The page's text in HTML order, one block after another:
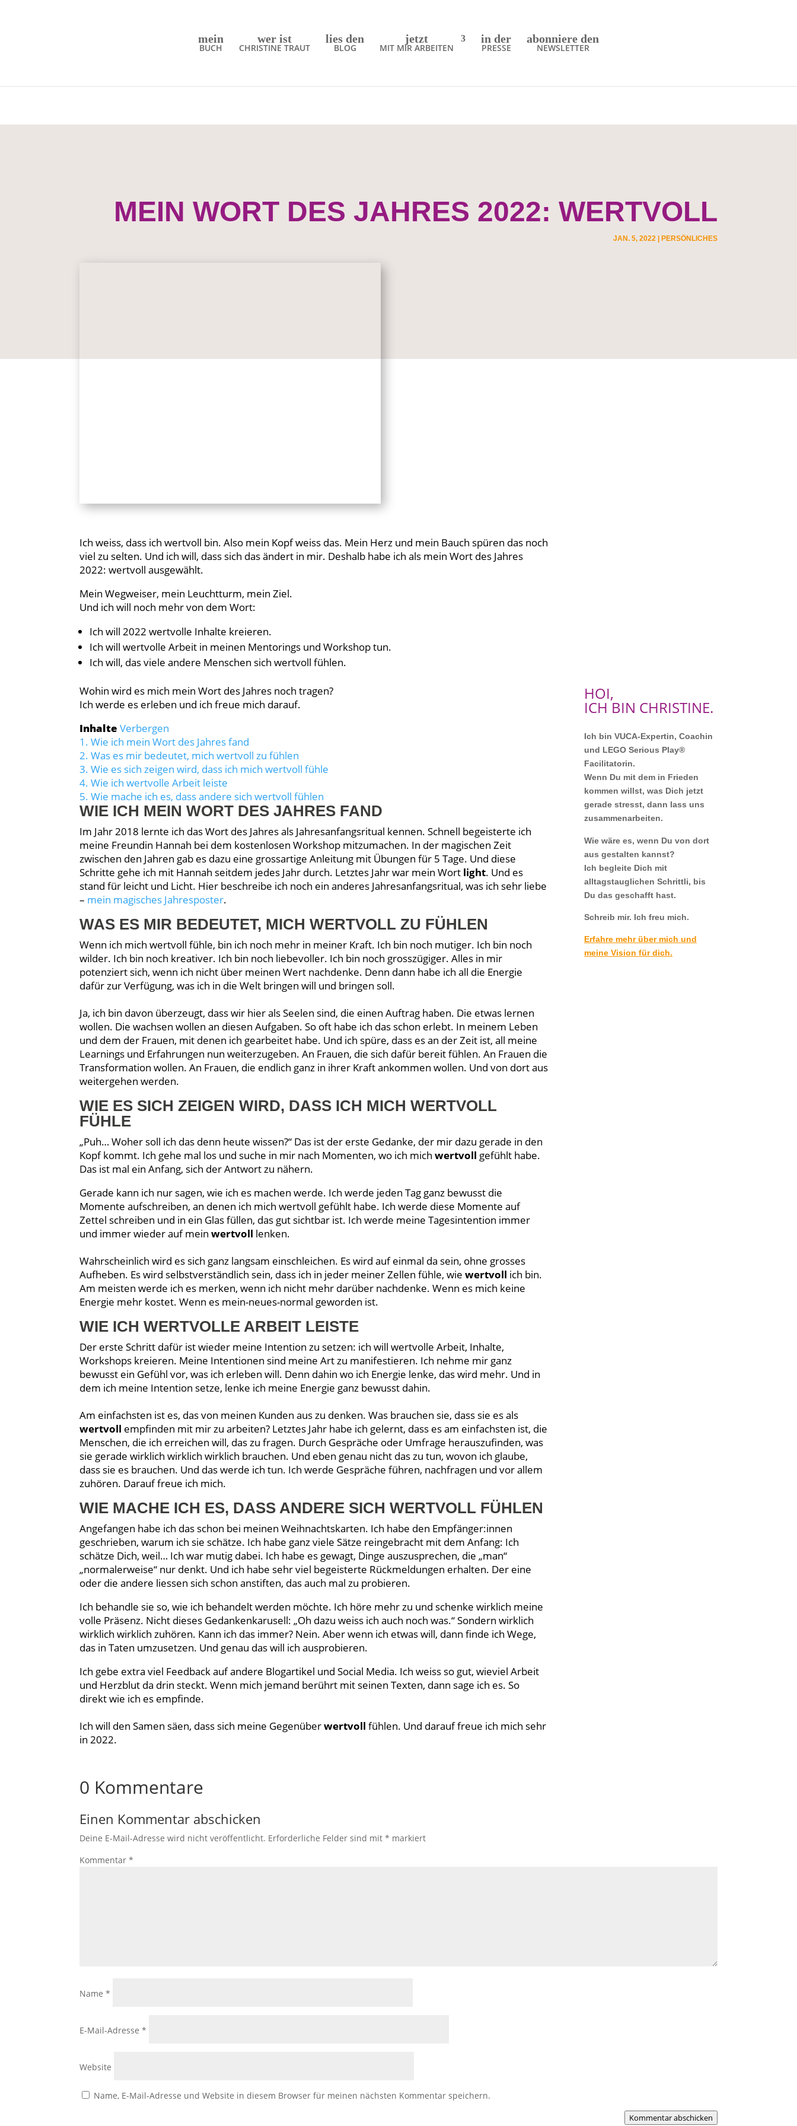
mein
BUCH
wer ist
CHRISTINE TRAUT
lies den
BLOG
jetzt
MIT MIR ARBEITEN
in der
PRESSE
abonniere den
NEWSLETTER
MEIN WORT DES JAHRES 2022: WERTVOLL
JAN. 5, 2022| PERSÖNLICHES
Ich weiss, dass ich wertvoll bin. Also mein Kopf weiss das. Mein Herz und mein Bauch spüren das noch
viel zu selten. Und ich will, dass sich das ändert in mir. Deshalb habe ich als mein Wort des Jahres
2022: wertvoll ausgewählt.
Mein Wegweiser, mein Leuchtturm, mein Ziel.
Und ich will noch mehr von dem Wort:
Ich will 2022 wertvolle Inhalte kreieren.
Ich will wertvolle Arbeit in meinen Mentorings und Workshop tun.
Ich will, das viele andere Menschen sich wertvoll fühlen.
Wohin wird es mich mein Wort des Jahres noch tragen?
Ich werde es erleben und ich freue mich darauf.
Inhalte Verbergen
1. Wie ich mein Wort des Jahres fand
2. Was es mir bedeutet, mich wertvoll zu fühlen
3. Wie es sich zeigen wird, dass ich mich wertvoll fühle
4. Wie ich wertvolle Arbeit leiste
5. Wie mache ich es, dass andere sich wertvoll fühlen
WIE ICH MEIN WORT DES JAHRES FAND
Im Jahr 2018 lernte ich das Wort des Jahres als Jahresanfangsritual kennen. Schnell begeisterte ich
meine Freundin Hannah bei dem kostenlosen Workshop mitzumachen. In der magischen Zeit
zwischen den Jahren gab es dazu eine grossartige Anleitung mit Übungen für 5 Tage. Und diese
Schritte gehe ich mit Hannah seitdem jedes Jahr durch. Letztes Jahr war mein Wort light. Und es
stand für leicht und Licht. Hier beschreibe ich noch ein anderes Jahresanfangsritual, was ich sehr liebe
– mein magisches Jahresposter.
WAS ES MIR BEDEUTET, MICH WERTVOLL ZU FÜHLEN
Wenn ich mich wertvoll fühle, bin ich noch mehr in meiner Kraft. Ich bin noch mutiger. Ich bin noch
wilder. Ich bin noch kreativer. Ich bin noch liebevoller. Ich bin noch grosszügiger. Alles in mir
potenziert sich, wenn ich nicht über meinen Wert nachdenke. Denn dann habe ich all die Energie
dafür zur Verfügung, was ich in die Welt bringen will und bringen soll.
Ja, ich bin davon überzeugt, dass wir hier als Seelen sind, die einen Auftrag haben. Die etwas lernen
wollen. Die wachsen wollen an diesen Aufgaben. So oft habe ich das schon erlebt. In meinem Leben
und dem der Frauen, mit denen ich gearbeitet habe. Und ich spüre, dass es an der Zeit ist, all meine
Learnings und Erfahrungen nun weiterzugeben. An Frauen, die sich dafür bereit fühlen. An Frauen die
Transformation wollen. An Frauen, die endlich ganz in ihrer Kraft ankommen wollen. Und von dort aus
weitergehen werden.
WIE ES SICH ZEIGEN WIRD, DASS ICH MICH WERTVOLL
FÜHLE
„Puh… Woher soll ich das denn heute wissen?“ Das ist der erste Gedanke, der mir dazu gerade in den
Kopf kommt. Ich gehe mal los und suche in mir nach Momenten, wo ich michwertvoll gefühlt habe.
Das ist mal ein Anfang, sich der Antwort zu nähern.
Gerade kann ich nur sagen, wie ich es machen werde. Ich werde jeden Tag ganz bewusst die
Momente aufschreiben, an denen ich mich wertvoll gefühlt habe. Ich werde diese Momente auf
Zettel schreiben und in ein Glas füllen, das gut sichtbar ist. Ich werde meine Tagesintention immer
und immer wieder auf meinwertvoll lenken.
Wahrscheinlich wird es sich ganz langsam einschleichen. Es wird auf einmal da sein, ohne grosses
Aufheben. Es wird selbstverständlich sein, dass ich in jeder meiner Zellen fühle, wiewertvoll ich bin.
Am meisten werde ich es merken, wenn ich nicht mehr darüber nachdenke. Wenn es mich keine
Energie mehr kostet. Wenn es mein-neues-normal geworden ist.
WIE ICH WERTVOLLE ARBEIT LEISTE
Der erste Schritt dafür ist wieder meine Intention zu setzen: ich will wertvolle Arbeit, Inhalte,
Workshops kreieren. Meine Intentionen sind meine Art zu manifestieren. Ich nehme mir ganz
bewusst ein Gefühl vor, was ich erleben will. Denn dahin wo ich Energie lenke, das wird mehr. Und in
dem ich meine Intention setze, lenke ich meine Energie ganz bewusst dahin.
Am einfachsten ist es, das von meinen Kunden aus zu denken. Was brauchen sie, dass sie es als
wertvoll empfinden mit mir zu arbeiten? Letztes Jahr habe ich gelernt, dass es am einfachsten ist, die
Menschen, die ich erreichen will, das zu fragen. Durch Gespräche oder Umfrage herauszufinden, was
sie gerade wirklich wirklich wirklich brauchen. Und eben genau nicht das zu tun, wovon ich glaube,
dass sie es brauchen. Und das werde ich tun. Ich werde Gespräche führen, nachfragen und vor allem
zuhören. Darauf freue ich mich.
WIE MACHE ICH ES, DASS ANDERE SICH WERTVOLL FÜHLEN
Angefangen habe ich das schon bei meinen Weihnachtskarten. Ich habe den Empfänger:innen
geschrieben, warum ich sie schätze. Ich habe ganz viele Sätze reingebracht mit dem Anfang: Ich
schätze Dich, weil… Ich war mutig dabei. Ich habe es gewagt, Dinge auszusprechen, die „man“
„normalerweise“ nur denkt. Und ich habe sehr viel begeisterte Rückmeldungen erhalten. Der eine
oder die andere liessen sich schon anstiften, das auch mal zu probieren.
Ich behandle sie so, wie ich behandelt werden möchte. Ich höre mehr zu und schenke wirklich meine
volle Präsenz. Nicht dieses Gedankenkarusell: „Oh dazu weiss ich auch noch was.“ Sondern wirklich
wirklich wirklich zuhören. Kann ich das immer? Nein. Aber wenn ich etwas will, dann finde ich Wege,
das in Taten umzusetzen. Und genau das will ich ausprobieren.
Ich gebe extra viel Feedback auf andere Blogartikel und Social Media. Ich weiss so gut, wieviel Arbeit
und Herzblut da drin steckt. Wenn mich jemand berührt mit seinen Texten, dann sage ich es. So
direkt wie ich es empfinde.
Ich will den Samen säen, dass sich meine Gegenüberwertvoll fühlen. Und darauf freue ich mich sehr
in 2022.
HOI,
ICH BIN CHRISTINE.
Ich bin VUCA-Expertin, Coachin
und LEGO Serious Play®
Facilitatorin.
Wenn Du mit dem in Frieden
kommen willst, was Dich jetzt
gerade stresst, dann lass uns
zusammenarbeiten.
Wie wäre es, wenn Du von dort
aus gestalten kannst?
Ich begleite Dich mit
alltagstauglichen Schrittli, bis
Du das geschafft hast.
Schreib mir. Ich freu mich.
Erfahre mehr über mich und
meine Vision für dich.
0 Kommentare
Einen Kommentar abschicken
Deine E-Mail-Adresse wird nicht veröffentlicht. Erforderliche Felder sind mit* markiert
Kommentar*
Name*
E-Mail-Adresse*
Website
Name, E-Mail-Adresse und Website in diesem Browser für meinen nächsten Kommentar speichern.
Kommentar abschicken